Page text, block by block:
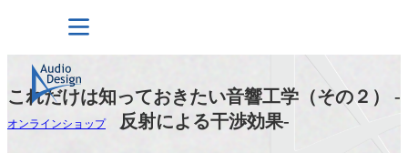
オンラインショップ
これだけは知っておきたい音響工学（その２） -
反射による干渉効果-